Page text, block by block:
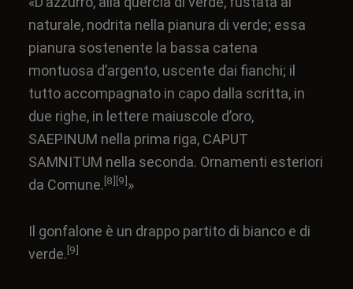
naturale, nodrita nella pianura di verde; essa
pianura sostenente la bassa catena
montuosa d’argento, uscente dai fianchi; il
tutto accompagnato in capo dalla scritta, in
due righe, in lettere maiuscole d’oro,
SAEPINUM nella prima riga, CAPUT
SAMNITUM nella seconda. Ornamenti esteriori
da Comune.[8] [9]»
Il gonfalone è un drappo partito di bianco e di
verde.[9]